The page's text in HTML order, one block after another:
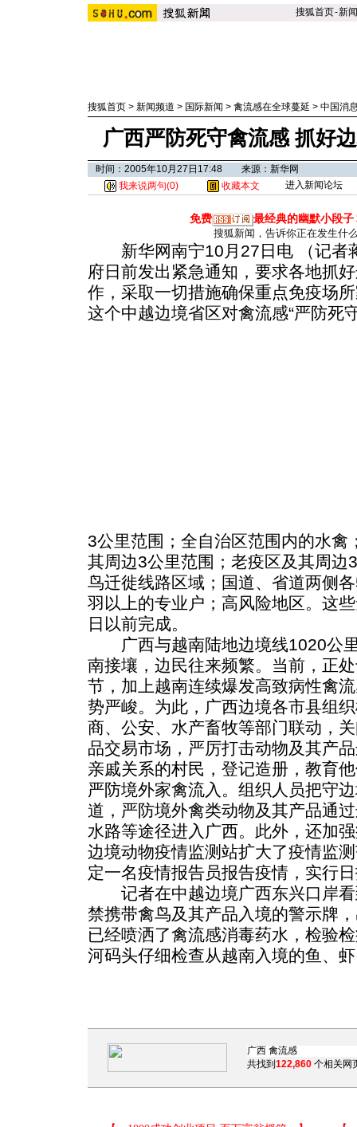
搜狐首页-新闻
搜狐首页 > 新闻频道 > 国际新闻 > 禽流感在全球蔓延 > 中国消
广西严防死守禽流感 抓好
时间：2005年10月27日17:48 来源：新华网
我来说两句(0) 收藏本文 进入新闻论坛
免费 最经典的幽默小段子
搜狐新闻，告诉你正在发生什
新华网南宁10月27日电 （记者
府日前发出紧急通知，要求各地抓
作，采取一切措施确保重点免疫场
这个中越边境省区对禽流感“严防死
3公里范围；全自治区范围内的水禽
其周边3公里范围；老疫区及其周边
鸟迁徙线路区域；国道、省道两侧
羽以上的专业户；高风险地区。这
日以前完成。
广西与越南陆地边境线1020公里
南接壤，边民往来频繁。当前，正
节，加上越南连续爆发高致病性禽
势严峻。为此，广西边境各市县组
商、公安、水产畜牧等部门联动，
品交易市场，严厉打击动物及其产
亲戚关系的村民，登记造册，教育
严防境外家禽流入。组织人员把守
道，严防境外禽类动物及其产品通
水路等途径进入广西。此外，还加
边境动物疫情监测站扩大了疫情监
定一名疫情报告员报告疫情，实行
记者在中越边境广西东兴口岸看
禁携带禽鸟及其产品入境的警示牌
已经喷洒了禽流感消毒药水，检验
河码头仔细检查从越南入境的鱼、
共找到 122,860 个相关网